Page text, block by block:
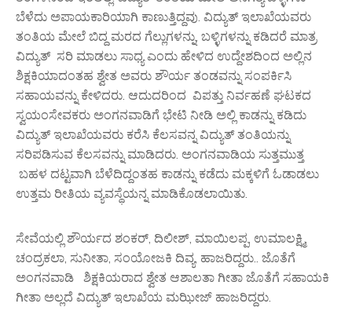
ಬೆಳೆದು ಅಪಾಯಕಾರಿಯಾಗಿ ಕಾಣುತ್ತಿದ್ದವು. ವಿದ್ಯುತ್ ಇಲಾಖೆಯವರು
ತಂತಿಯ ಮೇಲೆ ಬಿದ್ದ ಮರದ ಗೆಲ್ಲುಗಳನ್ನು, ಬಳ್ಳಿಗಳನ್ನು ಕಡಿದರೆ ಮಾತ್ರ
ವಿದ್ಯುತ್ ಸರಿ ಮಾಡಲು ಸಾಧ್ಯ ಎಂದು ಹೇಳಿದ ಉದ್ದೇಶದಿಂದ ಅಲ್ಲಿನ
ಶಿಕ್ಷಕಿಯಾದಂತಹ ಶ್ವೇತ ಅವರು ಶೌರ್ಯ ತಂಡವನ್ನು ಸಂಪರ್ಕಿಸಿ
ಸಹಾಯವನ್ನು ಕೇಳಿದರು. ಆದುದರಿಂದ ವಿಪತ್ತು ನಿರ್ವಹಣೆ ಘಟಕದ
ಸ್ವಯಂಸೇವಕರು ಅಂಗನವಾಡಿಗೆ ಭೇಟಿ ನೀಡಿ ಅಲ್ಲಿ ಕಾಡನ್ನು ಕಡಿದು
ವಿದ್ಯುತ್ ಇಲಾಖೆಯವರು ಕರೆಸಿ ಕೆಲಸವನ್ನ ವಿದ್ಯುತ್ ತಂತಿಯನ್ನು
ಸರಿಪಡಿಸುವ ಕೆಲಸವನ್ನು ಮಾಡಿದರು. ಅಂಗನವಾಡಿಯ ಸುತ್ತಮುತ್ತ
ಬಹಳ ದಟ್ಟವಾಗಿ ಬೆಳೆದಿದ್ದಂತಹ ಕಾಡನ್ನು ಕಡೆದು ಮಕ್ಕಳಿಗೆ ಓಡಾಡಲು
ಉತ್ತಮ ರೀತಿಯ ವ್ಯವಸ್ಥೆಯನ್ನ ಮಾಡಿಕೊಡಲಾಯಿತು.
ಸೇವೆಯಲ್ಲಿ ಶೌರ್ಯದ ಶಂಕರ್, ದಿಲೀಶ್, ಮಾಯಿಲಪ್ಪ, ಉಮಾಲಕ್ಷ್ಮಿ,
ಚಂದ್ರಕಲಾ, ಸುನೀತಾ, ಸಂಯೋಜಕಿ ದಿವ್ಯ, ಹಾಜರಿದ್ದರು.. ಜೊತೆಗೆ
ಅಂಗನವಾಡಿ ಶಿಕ್ಷಕಿಯರಾದ ಶ್ವೇತ ಆಶಾಲತಾ ಗೀತಾ ಜೊತೆಗೆ ಸಹಾಯಕಿ
ಗೀತಾ ಅಲ್ಲದೆ ವಿದ್ಯುತ್ ಇಲಾಖೆಯ ಮಝೀಜ್ ಹಾಜರಿದ್ದರು.